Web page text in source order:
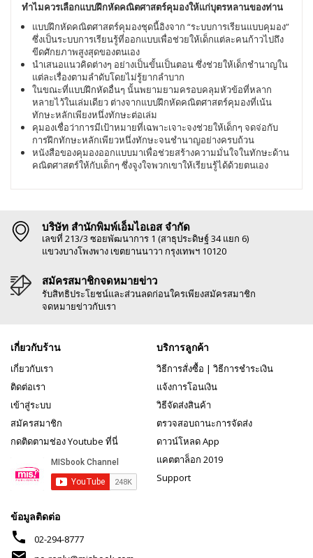
ทำไมควรเลือกแบบฝึกหัดคณิตศาสตร์คุมองให้เเก่บุตรหลานของท่าน
แบบฝึกหัดคณิตศาสตร์คุมองชุดนี้อิงจาก “ระบบการเรียนแบบคุมอง”
ซึ่งเป็นระบบการเรียนรู้ที่ออกแบบเพื่อช่วยให้เด็กเเต่ละคนก้าวไปถึง
ขีดศักยภาพสูงสุดของตนเอง
นำเสนอแนวคิดต่างๆ อย่างเป็นขั้นเป็นตอน ซึ่งช่วยให้เด็กชำนาญใน
แต่ละเรื่องตามลำดับโดยไม่รู้ยากลำบาก
ในขณะที่แบบฝึกหัดอื่นๆ นั้นพยามยามครอบคลุมหัวข้อที่หลาก
หลายไว้ในเล่มเดียว ต่างจากแบบฝึกหัดคณิตศาสตร์คุมองที่เน้น
ทักษะหลักเพียงหนึ่งทักษะต่อเล่ม
คุมองเชื่อว่าการมีเป้าหมายที่เฉพาะเจาะจงช่วยให้เด็กๆ จดจ่อกับ
การฝึกทักษะหลักเพียวหนึ่งทักษะจนชำนาญอย่างครบถ้วน
หนังสือของคุมองออกแบบมาเพื่อช่วยสร้างความมั่นใจในทักษะด้าน
คณิตศาสตร์ให้กับเด็กๆ ซึ่งจูงใจพวกเขาให้เรียนรู้ได้ด้วยตนเอง
บริษัท สำนักพิมพ์เอ็มไอเอส จำกัด
เลขที่ 213/3 ซอยพัฒนาการ 1 (สาธุประดิษฐ์ 34 แยก 6)
แขวงบางโพงพาง เขตยานนาวา กรุงเทพฯ 10120
สมัครสมาชิกจดหมายข่าว
รับสิทธิประโยชน์และส่วนลดก่อนใครเพียงสมัครสมาชิก
จดหมายข่าวกับเรา
เกี่ยวกับร้าน
เกี่ยวกับเรา
ติดต่อเรา
เข้าสู่ระบบ
สมัครสมาชิก
กดติดตามช่อง Youtube ที่นี่
บริการลูกค้า
วิธีการสั่งซื้อ | วิธีการชำระเงิน
แจ้งการโอนเงิน
วิธีจัดส่งสินค้า
ตรวจสอบถานะการจัดส่ง
ดาวน์โหลด App
แคตตาล็อก 2019
Support
ข้อมูลติดต่อ
phone 02-294-8777